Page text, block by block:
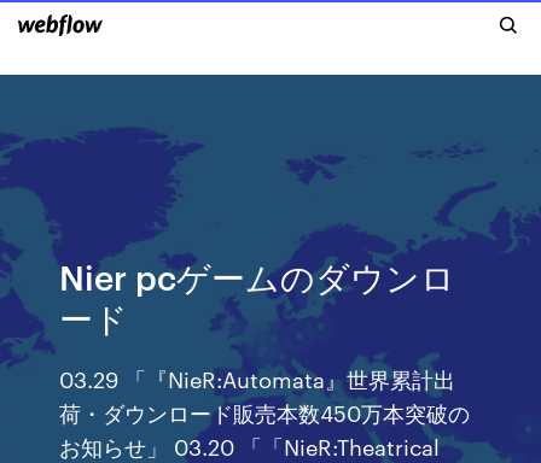
Nier pcゲームのダウンロ
ード
03.29 「『NieR:Automata』世界累計出
荷・ダウンロード販売本数450万本突破の
お知らせ」 03.20 「「NieR:Theatrical